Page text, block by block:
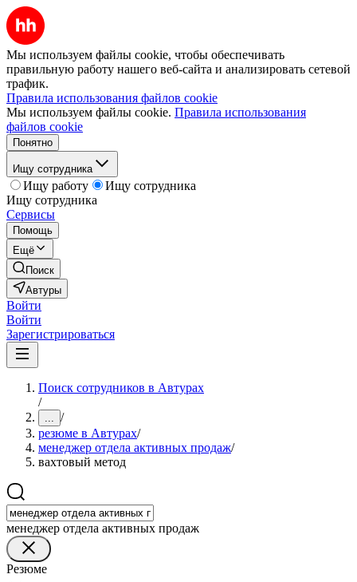
Мы используем файлы cookie, чтобы обеспечивать
правильную работу нашего веб-сайта и анализировать сетевой
трафик.
Правила использования файлов cookie
Мы используем файлы cookie. Правила использования
файлов cookie
Понятно
Ищу сотрудника
Ищу работу
Ищу сотрудника
Ищу сотрудника
Сервисы
Помощь
Ещё
Поиск
Автуры
Войти
Войти
Зарегистрироваться
Поиск сотрудников в Автурах
/
... /
резюме в Автурах/
менеджер отдела активных продаж/
вахтовый метод
менеджер отдела активных продаж
Резюме